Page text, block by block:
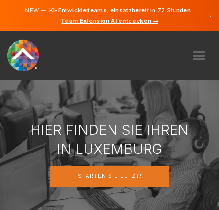
NEW —KI-Entwicklerteams, einsatzbereit in 72 Stunden.
Team Extension AI entdecken →
×
ÜBER UNS
WIE FUNKTIONIERT ES?
KARRIERE
FINDEN
LUXEMBURG
STARTEN SIE JETZT
Englisch
HIER FINDEN SIE IHREN
IN LUXEMBURG
STARTEN SIE JETZT!